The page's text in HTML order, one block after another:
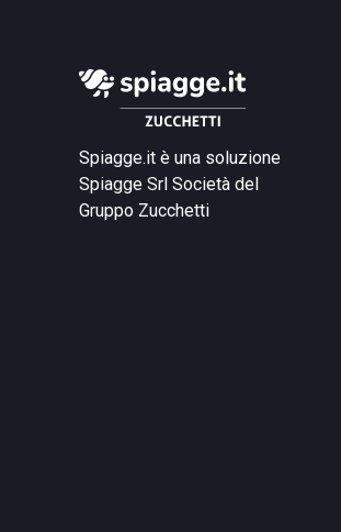
Spiagge.it è una soluzione
Spiagge Srl Società del
Gruppo Zucchetti